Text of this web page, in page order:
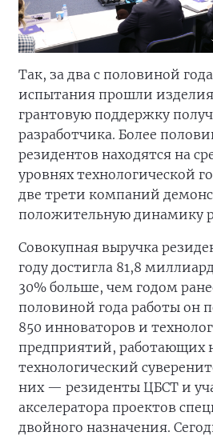
Так, за два с половиной
испытания прошли
грантовую поддержку
разработчика. Более
резидентов находятся на
уровнях технологической
две трети компаний
положительную динамику
Совокупная выручка
году достигла 81,8
30% больше, чем годом
половиной года работы он
850 инноваторов и
предприятий, работающих
технологический
них — резиденты ЦБСТ и
акселератора проектов
двойного назначения.